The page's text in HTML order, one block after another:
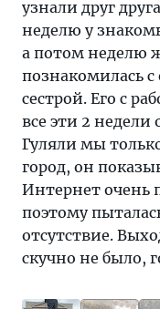
узнали друг
неделю у
а потом неделю
познакомилась
сестрой. Его с
все эти 2 недели
Гуляли мы
город, он
Интернет очень
поэтому
отсутствие.
скучно не было,